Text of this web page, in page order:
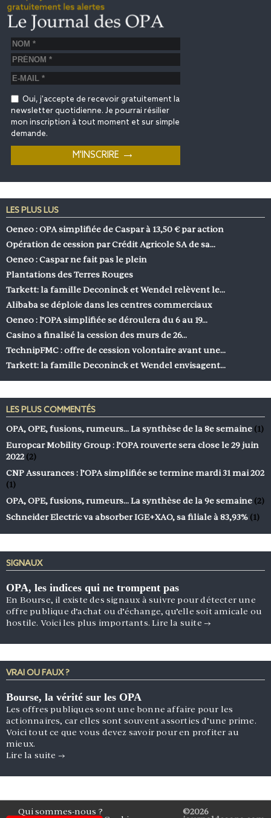
Oui, j'accepte de recevoir gratuitement la
newsletter quotidienne. Je pourrai résilier
mon inscription à tout moment et sur simple
demande.
LES PLUS LUS
Oeneo : OPA simplifiée de Caspar à 13,50 € par action
Opération de cession par Crédit Agricole SA de sa…
Oeneo : Caspar ne fait pas le plein
Plantations des Terres Rouges
Tarkett: la famille Deconinck et Wendel relèvent le…
Alibaba se déploie dans les centres commerciaux
Oeneo : l’OPA simplifiée se déroulera du 6 au 19…
Casino a finalisé la cession des murs de 26…
TechnipFMC : offre de cession volontaire avant une…
Tarkett: la famille Deconinck et Wendel envisagent…
LES PLUS COMMENTÉS
OPA, OPE, fusions, rumeurs… La synthèse de la 8e semaine (1)
Europcar Mobility Group : l’OPA rouverte sera close le 29 juin
2022 (2)
CNP Assurances : l’OPA simplifiée se termine mardi 31 mai 202
(1)
OPA, OPE, fusions, rumeurs… La synthèse de la 9e semaine (2)
Schneider Electric va absorber IGE+XAO, sa filiale à 83,93% (1)
SIGNAUX
OPA, les indices qui ne trompent pas
En Bourse, il existe des signaux à suivre pour détecter une
offre publique d’achat ou d’échange, qu’elle soit amicale ou
hostile. Voici les plus importants.Lire la suite →
VRAI OU FAUX ?
Bourse, la vérité sur les OPA
Les offres publiques sont une bonne affaire pour les
actionnaires, car elles sont souvent assorties d’une prime.
Voici tout ce que vous devez savoir pour en profiter au
mieux.
Lire la suite →
Qui sommes-nous ?
©2026